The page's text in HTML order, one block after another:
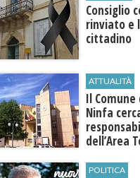
Consiglio
rinviato e
cittadino
ATTUALITÀ
Il Comune
Ninfa
dell’Area
POLITICA